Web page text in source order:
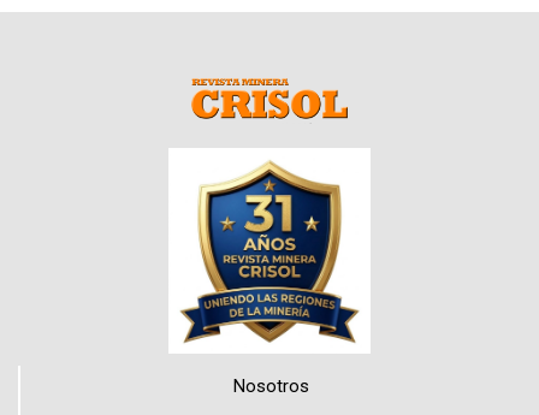
Nosotros